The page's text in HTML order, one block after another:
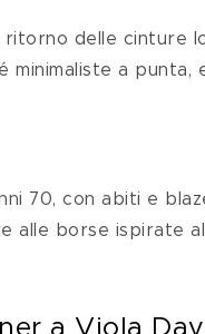
ritorno delle cinture
minimaliste a punta,
70, con abiti e
alle borse ispirate
a Viola